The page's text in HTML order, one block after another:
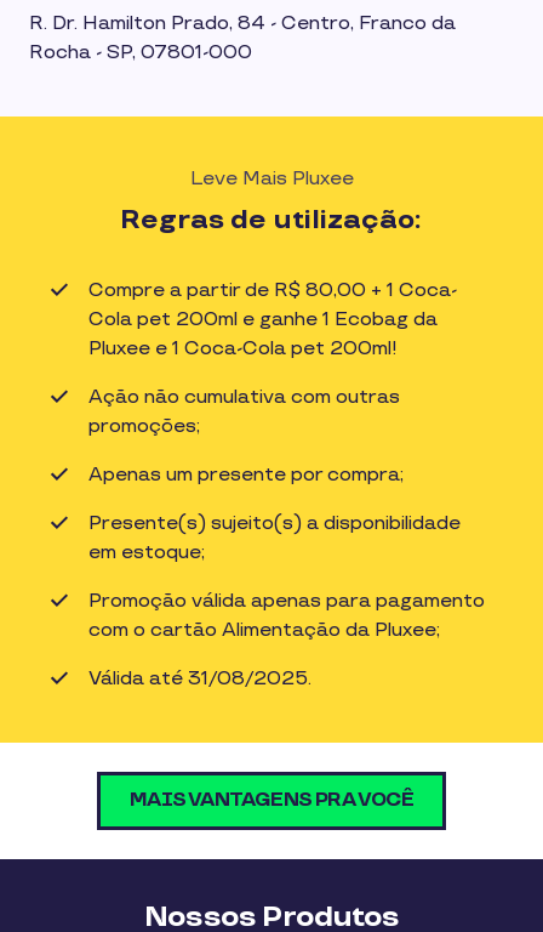
R. Dr. Hamilton Prado, 84 - Centro, Franco da
Rocha - SP, 07801-000
Leve Mais Pluxee
Regras de utilização:
Compre a partir de R$ 80,00 + 1 Coca-
Cola pet 200ml e ganhe 1 Ecobag da
Pluxee e 1 Coca-Cola pet 200ml!
Ação não cumulativa com outras
promoções;
Apenas um presente por compra;
Presente(s) sujeito(s) a disponibilidade
em estoque;
Promoção válida apenas para pagamento
com o cartão Alimentação da Pluxee;
Válida até 31/08/2025.
MAIS VANTAGENS PRA VOCÊ
Nossos Produtos